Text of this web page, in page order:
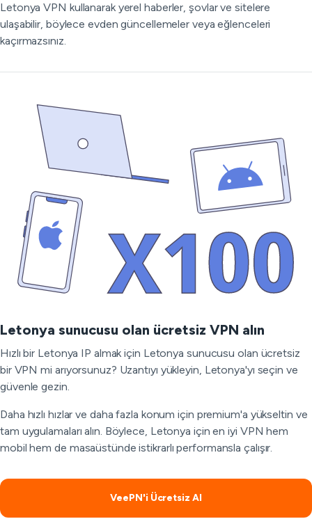
Letonya VPN kullanarak yerel haberler, şovlar ve sitelere
ulaşabilir, böylece evden güncellemeler veya eğlenceleri
kaçırmazsınız.
Letonya sunucusu olan ücretsiz VPN alın
Hızlı bir Letonya IP almak için Letonya sunucusu olan ücretsiz
bir VPN mi arıyorsunuz? Uzantıyı yükleyin, Letonya'yı seçin ve
güvenle gezin.
Daha hızlı hızlar ve daha fazla konum için premium'a yükseltin ve
tam uygulamaları alın. Böylece, Letonya için en iyi VPN hem
mobil hem de masaüstünde istikrarlı performansla çalışır.
VeePN'i Ücretsiz Al